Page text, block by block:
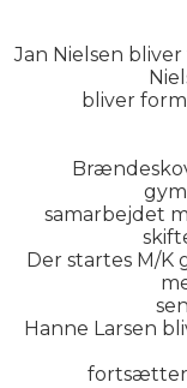
Jan Nielsen
bliver
samarbejdet
Der startes M/K
Hanne Larsen
fortsætter